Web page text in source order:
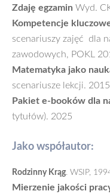
Zdaję egzamin Wyd.
Kompetencje
scenariuszy zajęć dla
zawodowych, POKL
Matematyka jako
scenariusze lekcji. 2015
Pakiet e-booków dla
tytułów). 2025
Jako współautor:
Rodzinny Krąg. WSIP,
Mierzenie jakości